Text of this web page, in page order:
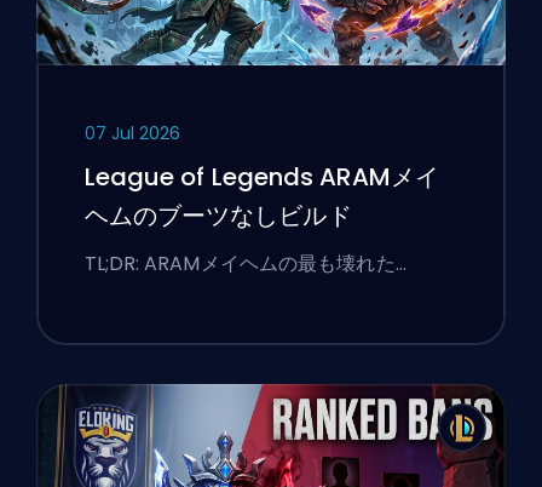
07 Jul 2026
League of Legends ARAMメイ
ヘムのブーツなしビルド
TL;DR: ARAMメイヘムの最も壊れた…